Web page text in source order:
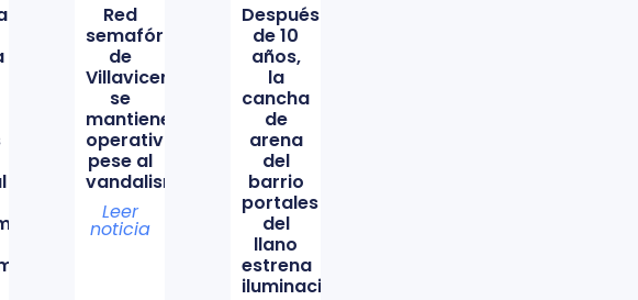
Red
semafórica
de
Villavicencio
se
mantiene
operativa
pese al
vandalismo
Leer
noticia
Después
de 10
años,
la
cancha
de
arena
del
barrio
portales
del
llano
estrena
iluminación